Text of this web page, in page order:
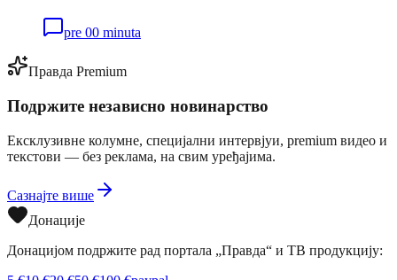
pre 00 minuta
Правда Premium
Подржите независно новинарство
Ексклузивне колумне, специјални интервјуи, premium видео и
текстови — без реклама, на свим уређајима.
Сазнајте више
Донације
Донацијом подржите рад портала „Правда“ и ТВ продукцију: